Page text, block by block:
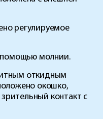
регулируемое
помощью молнии.
откидным
окошко,
контакт с